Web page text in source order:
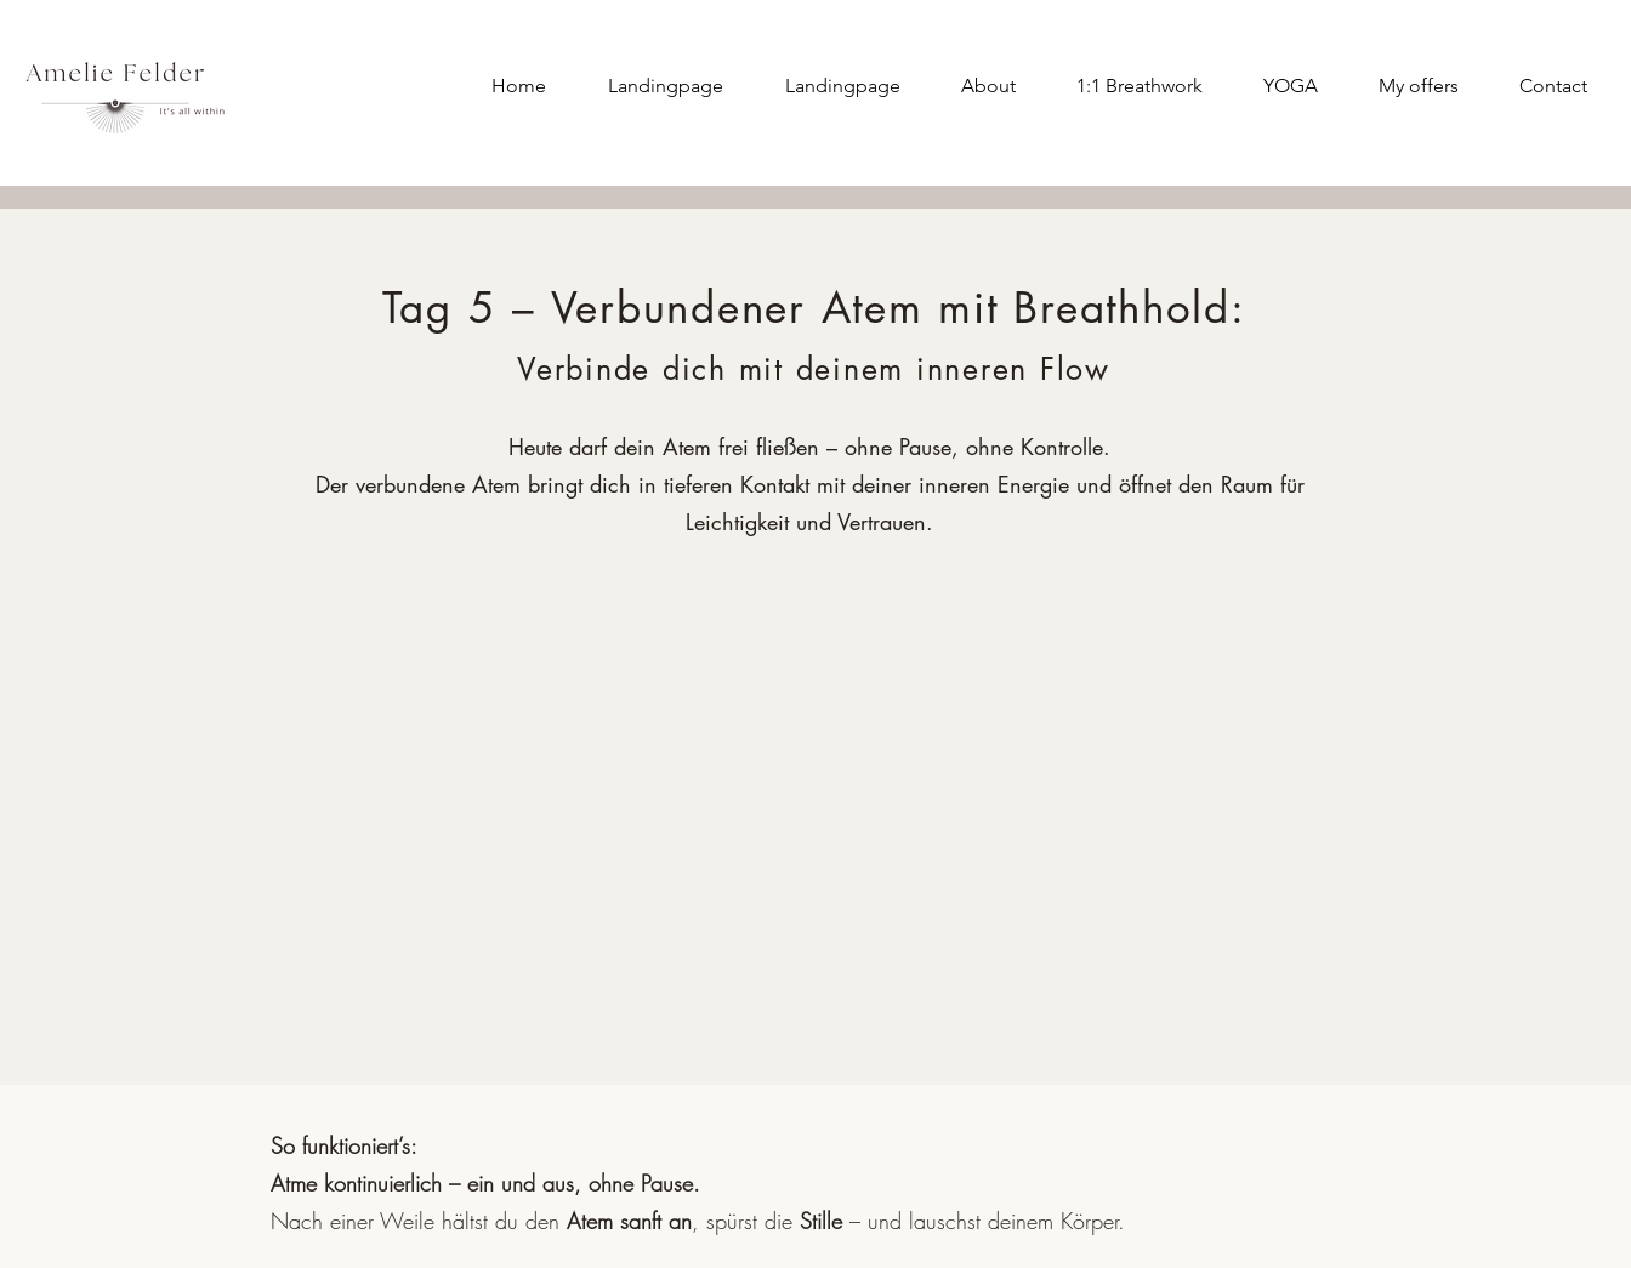
Home Landingpage Landingpage About 1:1 Breathwork YOGA My offers Contact
Tag 5 – Verbundener Atem mit Breathhold:
Verbinde dich mit deinem inneren Flow
Heute darf dein Atem frei fließen – ohne Pause, ohne Kontrolle.
Der verbundene Atem bringt dich in tieferen Kontakt mit deiner inneren Energie und öffnet den Raum für
Leichtigkeit und Vertrauen.
So funktioniert’s:
Atme kontinuierlich – ein und aus, ohne Pause.
Nach einer Weile hältst du den Atem sanft an, spürst die Stille– und lauschst deinem Körper.